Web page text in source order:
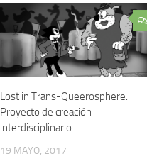
Lost in Trans-Queerosphere.
Proyecto de creación
interdisciplinario
19 MAYO, 2017